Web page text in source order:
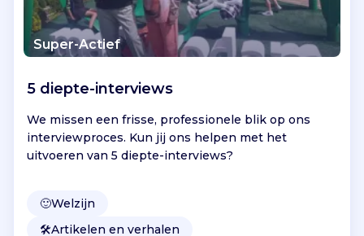
Super-Actief
5 diepte-interviews
We missen een frisse, professionele blik op ons
interviewproces. Kun jij ons helpen met het
uitvoeren van 5 diepte-interviews?
🙂Welzijn
🛠️Artikelen en verhalen